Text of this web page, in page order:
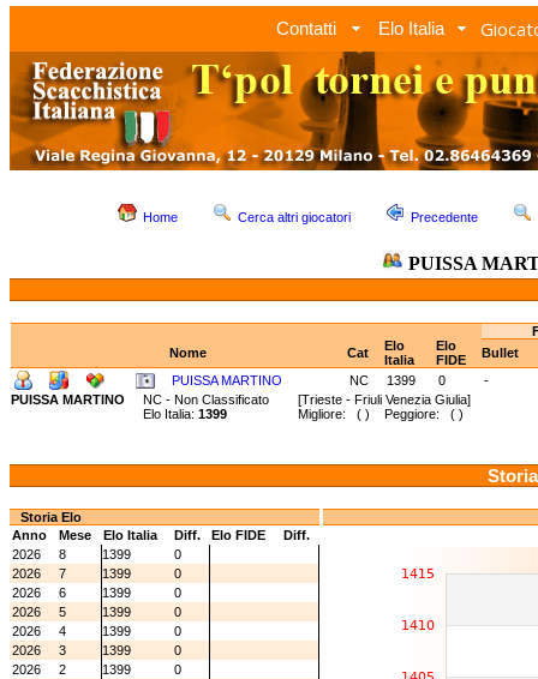
Contatti Elo Italia
Home Cerca altri giocatori Precedente
PUISSA
Nome
Cat
Elo
Italia
Elo
FIDE
Bullet
PUISSA MARTINO
NC 1399 0
-
PUISSA MARTINO
NC - Non Classificato [Trieste - Friuli Venezia Giulia]
Elo Italia: 1399 Migliore: ( ) Peggiore: ( )
Storia Elo
Anno
Mese Elo Italia Diff. Elo FIDE
Diff.
2026
8 1399
0
2026
7 1399
0
2026
6 1399
0
2026
5 1399
0
2026
4 1399
0
2026
3 1399
0
2026
2 1399
0